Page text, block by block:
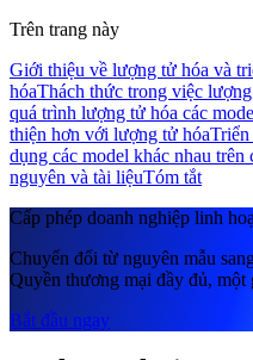
Trên trang này
Giới thiệu về lượng tử hóa và
hóaThách thức trong việc
quá trình lượng tử hóa các
thiện hơn với lượng tử hóaTriển
dụng các model khác nhau trên
nguyên và tài liệuTóm tắt
Cấp phép doanh nghiệp linh
Chuyển đổi từ nguyên mẫu
Quyền thương mại đầy đủ, một
Bắt đầu ngay